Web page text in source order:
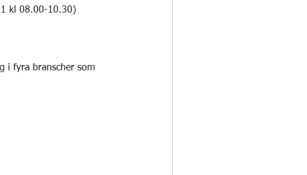
kl 08.00-10.30)
i fyra branscher som